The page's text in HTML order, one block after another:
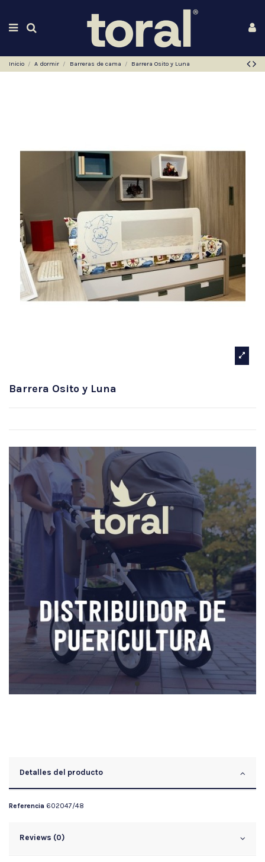
Inicio A dormir Barreras de cama Barrera Osito y Luna
Barrera Osito y Luna
Detalles del producto
Referencia 602047/48
Reviews (0)